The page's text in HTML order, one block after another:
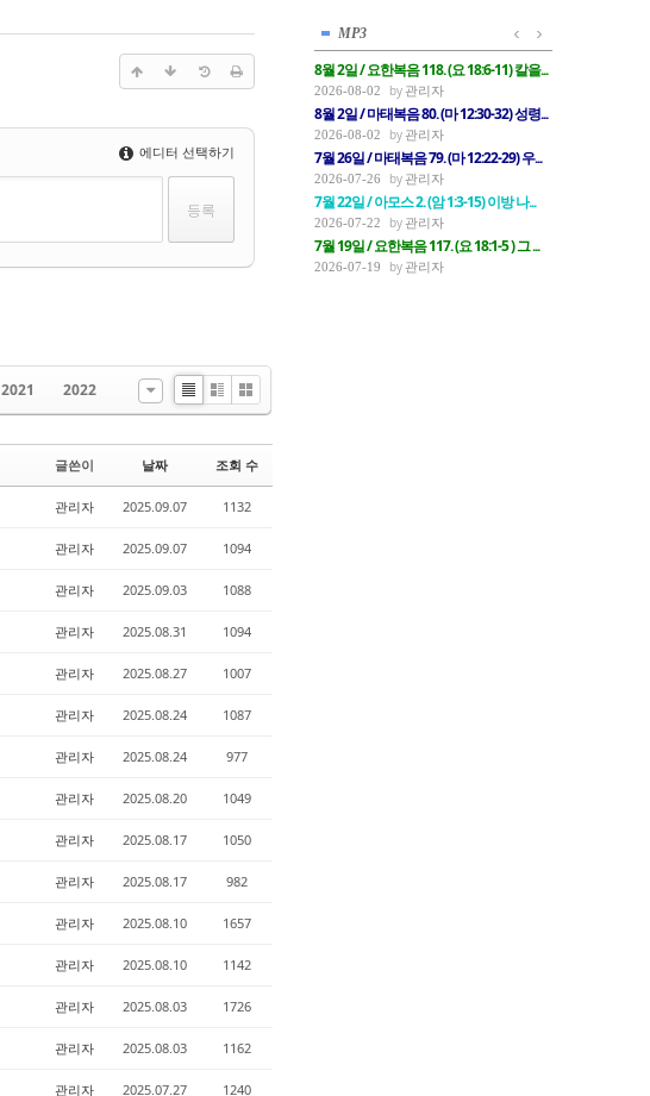
에디터 선택하기
2021
2022
ListZineGallery
글쓴이 날짜 조회 수
관리자 2025.09.07 1132
관리자 2025.09.07 1094
관리자 2025.09.03 1088
관리자 2025.08.31 1094
관리자 2025.08.27 1007
관리자 2025.08.24 1087
관리자 2025.08.24 977
관리자 2025.08.20 1049
관리자 2025.08.17 1050
관리자 2025.08.17 982
관리자 2025.08.10 1657
관리자 2025.08.10 1142
관리자 2025.08.03 1726
관리자 2025.08.03 1162
관리자 2025.07.27 1240
MP3
8월 2일 / 요한복음 118. (요 18:6-11) 칼을...
2026-08-02 관리자
8월 2일 / 마태복음 80. (마 12:30-32) 성령...
2026-08-02 관리자
7월 26일 / 마태복음 79. (마 12:22-29) 우...
2026-07-26 관리자
7월 22일 / 아모스 2. (암 1:3-15) 이방 나...
2026-07-22 관리자
7월 19일 / 요한복음 117. (요 18:1-5 ) 그 ...
2026-07-19 관리자